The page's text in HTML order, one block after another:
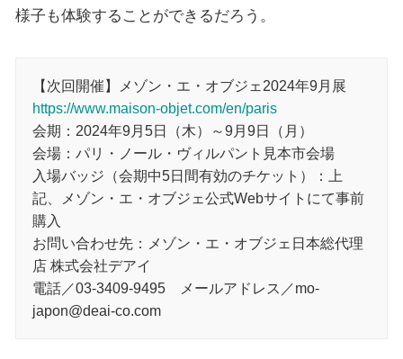
様子も体験することができるだろう。
【次回開催】メゾン・エ・オブジェ2024年9月展
https://www.maison-objet.com/en/paris
会期：2024年9月5日（木）～9月9日（月）
会場：パリ・ノール・ヴィルパント見本市会場
入場バッジ（会期中5日間有効のチケット）：上
記、メゾン・エ・オブジェ公式Webサイトにて事前
購入
お問い合わせ先：メゾン・エ・オブジェ日本総代理
店 株式会社デアイ
電話／03-3409-9495 メールアドレス／mo-
japon@deai-co.com